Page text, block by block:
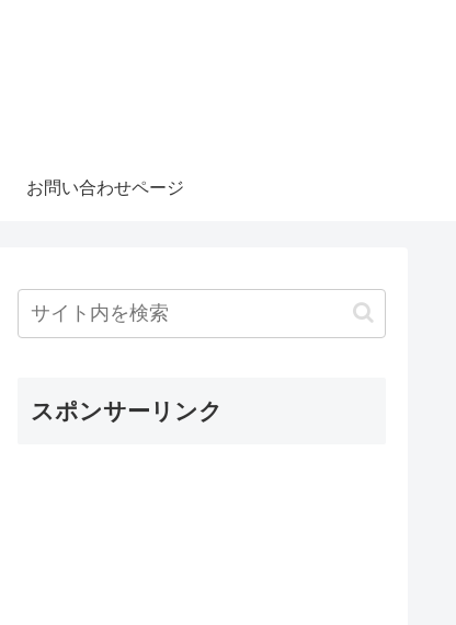
お問い合わせページ
スポンサーリンク